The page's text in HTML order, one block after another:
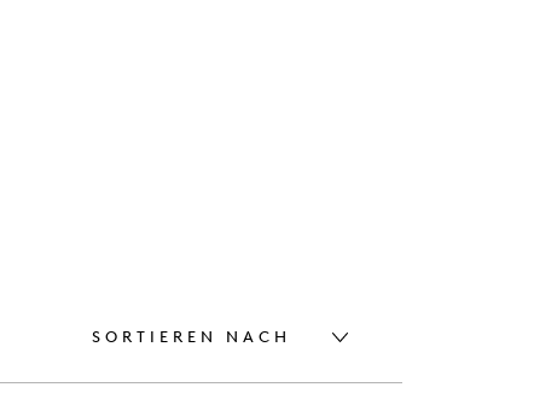
SORTIEREN NACH